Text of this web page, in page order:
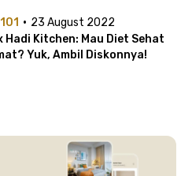
· 23 August 2022
Hadi Kitchen: Mau Diet Sehat
Yuk, Ambil Diskonnya!